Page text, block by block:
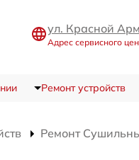
ул. Красной
Адрес сервисного
Ремонт устройств
Ремонт